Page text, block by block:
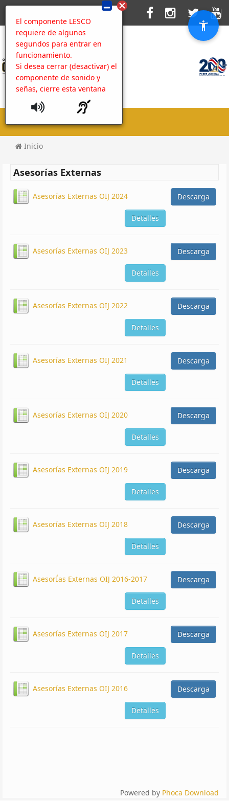
El componente LESCO
requiere de algunos
segundos para entrar en
funcionamiento.
Si desea cerrar (desactivar) el
componente de sonido y
señas, cierre esta ventana
MENU
Inicio
Asesorías Externas
Asesorías Externas OIJ 2024 Descarga
Detalles
Asesorías Externas OIJ 2023 Descarga
Detalles
Asesorías Externas OIJ 2022 Descarga
Detalles
Asesorías Externas OIJ 2021 Descarga
Detalles
Asesorías Externas OIJ 2020 Descarga
Detalles
Asesorías Externas OIJ 2019 Descarga
Detalles
Asesorías Externas OIJ 2018 Descarga
Detalles
AsesorÍas Externas OIJ 2016-2017 Descarga
Detalles
Asesorías Externas OIJ 2017 Descarga
Detalles
Asesorías Externas OIJ 2016 Descarga
Detalles
Powered by Phoca Download